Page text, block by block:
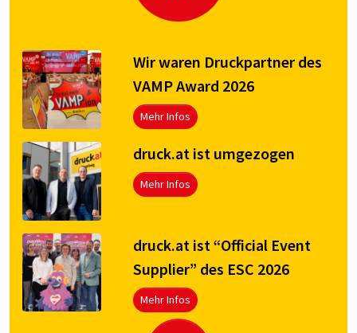
Wir waren Druckpartner des
VAMP Award 2026
Mehr Infos
druck.at ist umgezogen
Mehr Infos
druck.at ist “Official Event
Supplier” des ESC 2026
Mehr Infos